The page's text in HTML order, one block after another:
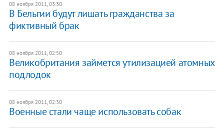
08 ноября 2011, 03:30
В Бельгии будут лишать гражданства за
фиктивный брак
08 ноября 2011, 02:50
Великобритания займется утилизацией атомных
подлодок
08 ноября 2011, 02:30
Военные стали чаще использовать собак